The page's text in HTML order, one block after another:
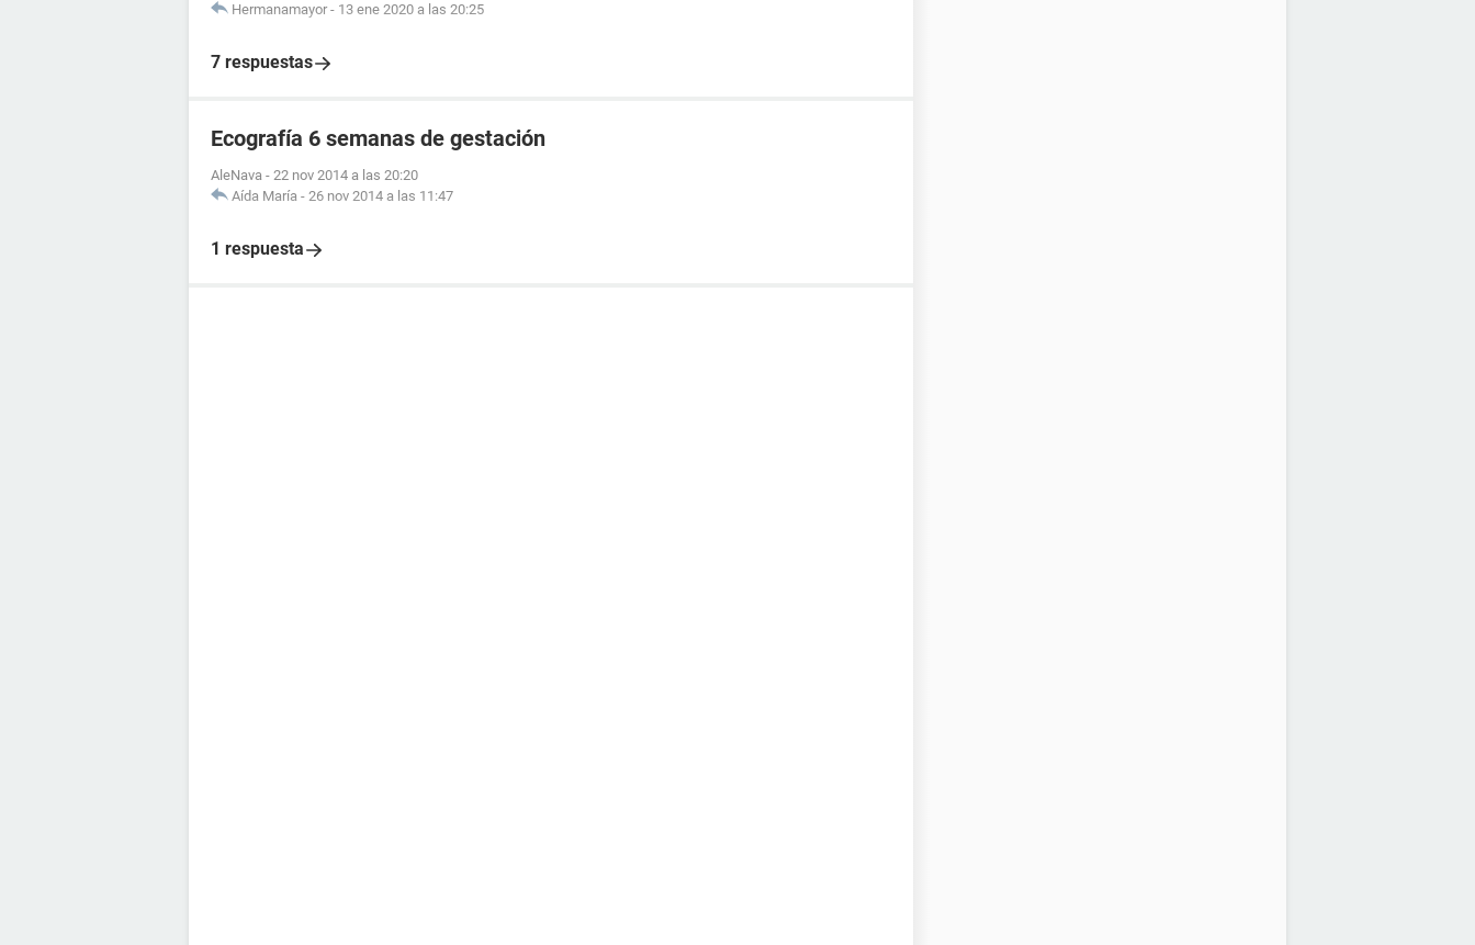
Hermanamayor - 13 ene 2020 a las 20:25
7 respuestas
Ecografía 6 semanas de gestación
AleNava - 22 nov 2014 a las 20:20
Aída María - 26 nov 2014 a las 11:47
1 respuesta